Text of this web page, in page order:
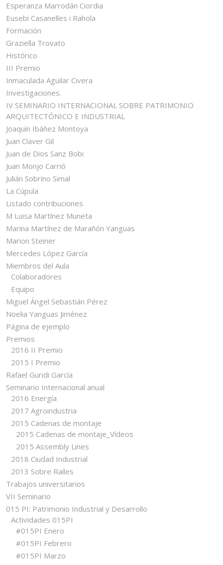
Esperanza Marrodán Ciordia
Eusebi Casanelles i Rahola
Formación
Graziella Trovato
Histórico
III Premio
Inmaculada Aguilar Civera
Investigaciones.
IV SEMINARIO INTERNACIONAL SOBRE PATRIMONIO
ARQUITECTÓNICO E INDUSTRIAL
Joaquín Ibáñez Montoya
Juan Claver Gil
Juan de Dios Sanz Bobi
Juan Monjo Carrió
Julián Sobrino Simal
La Cúpula
Listado contribuciones
M Luisa Martínez Muneta
Marina Martínez de Marañón Yanguas
Marion Steiner
Mercedes López García
Miembros del Aula
Colaboradores
Equipo
Miguel Ángel Sebastián Pérez
Noelia Yanguas Jiménez
Página de ejemplo
Premios
2016 II Premio
2015 I Premio
Rafael Guridi García
Seminario Internacional anual
2016 Energía
2017 Agroindustria
2015 Cadenas de montaje
2015 Cadenas de montaje_Vídeos
2015 Assembly Lines
2018 Ciudad Industrial
2013 Sobre Raíles
Trabajos universitarios
VII Seminario
015 PI: Patrimonio Industrial y Desarrollo
Actividades 015PI
#015PI Enero
#015PI Febrero
#015PI Marzo